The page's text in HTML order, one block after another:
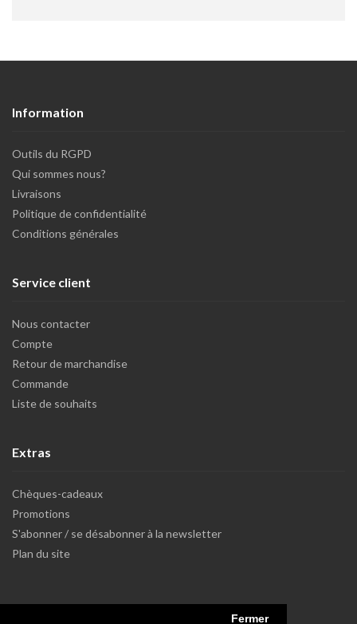
Fermer
Information
Outils du RGPD
Qui sommes nous?
Livraisons
Politique de confidentialité
Conditions générales
Service client
Nous contacter
Compte
Retour de marchandise
Commande
Liste de souhaits
Extras
Chèques-cadeaux
Promotions
S'abonner / se désabonner à la newsletter
Plan du site